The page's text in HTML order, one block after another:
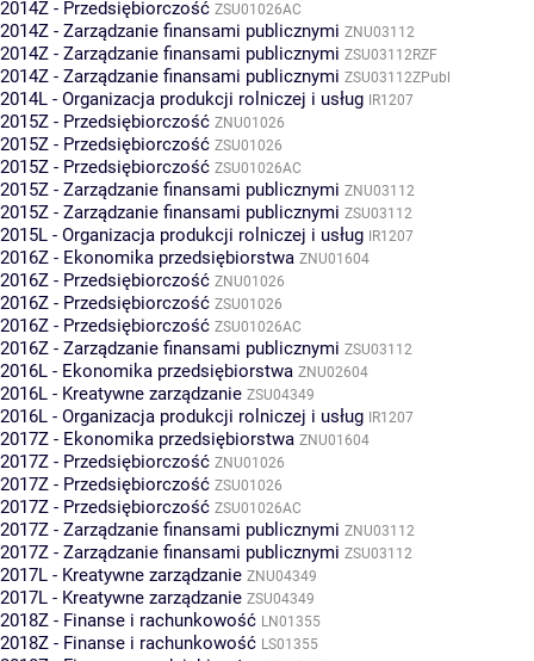
2014Z - Przedsiębiorczość ZSU01026AC
2014Z - Zarządzanie finansami publicznymi ZNU03112
2014Z - Zarządzanie finansami publicznymi ZSU03112RZF
2014Z - Zarządzanie finansami publicznymi ZSU03112ZPubl
2014L - Organizacja produkcji rolniczej i usług IR1207
2015Z - Przedsiębiorczość ZNU01026
2015Z - Przedsiębiorczość ZSU01026
2015Z - Przedsiębiorczość ZSU01026AC
2015Z - Zarządzanie finansami publicznymi ZNU03112
2015Z - Zarządzanie finansami publicznymi ZSU03112
2015L - Organizacja produkcji rolniczej i usług IR1207
2016Z - Ekonomika przedsiębiorstwa ZNU01604
2016Z - Przedsiębiorczość ZNU01026
2016Z - Przedsiębiorczość ZSU01026
2016Z - Przedsiębiorczość ZSU01026AC
2016Z - Zarządzanie finansami publicznymi ZSU03112
2016L - Ekonomika przedsiębiorstwa ZNU02604
2016L - Kreatywne zarządzanie ZSU04349
2016L - Organizacja produkcji rolniczej i usług IR1207
2017Z - Ekonomika przedsiębiorstwa ZNU01604
2017Z - Przedsiębiorczość ZNU01026
2017Z - Przedsiębiorczość ZSU01026
2017Z - Przedsiębiorczość ZSU01026AC
2017Z - Zarządzanie finansami publicznymi ZNU03112
2017Z - Zarządzanie finansami publicznymi ZSU03112
2017L - Kreatywne zarządzanie ZNU04349
2017L - Kreatywne zarządzanie ZSU04349
2018Z - Finanse i rachunkowość LN01355
2018Z - Finanse i rachunkowość LS01355